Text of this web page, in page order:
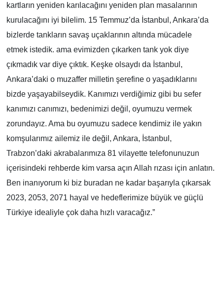
kartların yeniden karılacağını yeniden plan masalarının
kurulacağını iyi bilelim. 15 Temmuz’da İstanbul, Ankara’da
bizlerde tankların savaş uçaklarının altında mücadele
etmek istedik. ama evimizden çıkarken tank yok diye
çıkmadık var diye çıktık. Keşke olsaydı da İstanbul,
Ankara’daki o muzaffer milletin şerefine o yaşadıklarını
bizde yaşayabilseydik. Kanımızı verdiğimiz gibi bu sefer
kanımızı canımızı, bedenimizi değil, oyumuzu vermek
zorundayız. Ama bu oyumuzu sadece kendimiz ile yakın
komşularımız ailemiz ile değil, Ankara, İstanbul,
Trabzon’daki akrabalarımıza 81 vilayette telefonunuzun
içerisindeki rehberde kim varsa açın Allah rızası için anlatın.
Ben inanıyorum ki biz buradan ne kadar başarıyla çıkarsak
2023, 2053, 2071 hayal ve hedeflerimize büyük ve güçlü
Türkiye idealiyle çok daha hızlı varacağız.”